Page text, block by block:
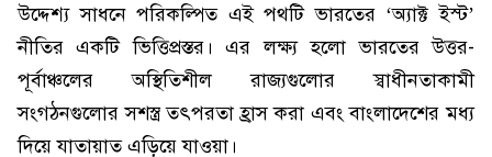
উদ্দেশ্য সাধনে পরিকল্পিত এই পথটি ভারতের ‘অ্যাক্ট ইস্ট’
নীতির একটি ভিত্তিপ্রস্তর। এর লক্ষ্য হলো ভারতের উত্তর-
পূর্বাঞ্চলের অস্থিতিশীল রাজ্যগুলোর স্বাধীনতাকামী
সংগঠনগুলোর সশস্ত্র তৎপরতা হ্রাস করা এবং বাংলাদেশের মধ্য
দিয়ে যাতায়াত এড়িয়ে যাওয়া।